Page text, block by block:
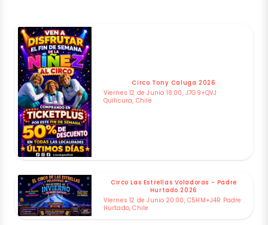
Circo Tony Caluga 2026
Viernes 12 de Junio 18:00, J7G9+QVJ
Quilicura, Chile
Circo Las Estrellas Voladoras - Padre
Hurtado 2026
Viernes 12 de Junio 20:00, C5HM+J4R Padre
Hurtado, Chile